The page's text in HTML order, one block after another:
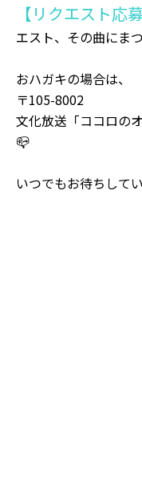
【リクエスト応
エスト、その曲にま
おハガキの場合は、
〒105-8002
文化放送「ココロの
📪
いつでもお待ちして